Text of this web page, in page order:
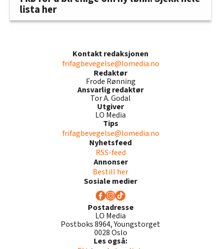
lista her
Kontakt redaksjonen
frifagbevegelse@lomedia.no
Redaktør
Frode Rønning
Ansvarlig redaktør
Tor A. Godal
Utgiver
LO Media
Tips
frifagbevegelse@lomedia.no
Nyhetsfeed
RSS-feed
Annonser
Bestill her
Sosiale medier
Postadresse
LO Media
Postboks 8964, Youngstorget
0028 Oslo
Les også: